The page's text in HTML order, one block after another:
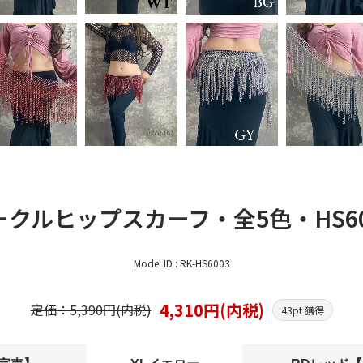
クルヒップスカーフ・全5色・
Model ID : RK-HS6003
定価：5,390円(内税) 4,310円(内税) 43pt 獲得